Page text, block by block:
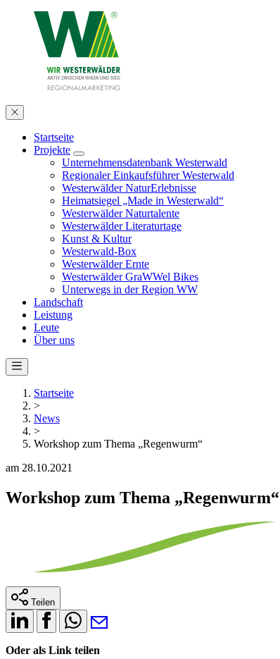
Startseite
Projekte
Unternehmensdatenbank Westerwald
Regionaler Einkaufsführer Westerwald
Westerwälder NaturErlebnisse
Heimatsiegel „Made in Westerwald“
Westerwälder Naturtalente
Westerwälder Literaturtage
Kunst & Kultur
Westerwald-Box
Westerwälder Ernte
Westerwälder GraWWel Bikes
Unterwegs in der Region WW
Landschaft
Leistung
Leute
Über uns
Startseite
>
News
>
Workshop zum Thema „Regenwurm“
am 28.10.2021
Workshop zum Thema „Regenwurm“
Teilen
Oder als Link teilen